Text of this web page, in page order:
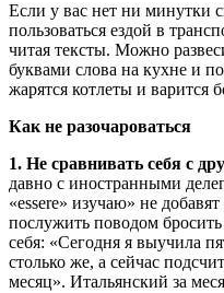
Если у вас нет ни минутки
пользоваться ездой в
читая тексты. Можно
буквами слова на кухне и
жарятся котлеты и варится
Как не разочароваться
1. Не сравнивать себя с
давно с иностранными
«essere» изучаю» не
послужить поводом
себя: «Сегодня я выучила
столько же, а сейчас
месяц». Итальянский за